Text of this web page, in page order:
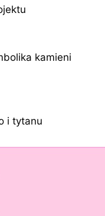
kamieni
i tytanu